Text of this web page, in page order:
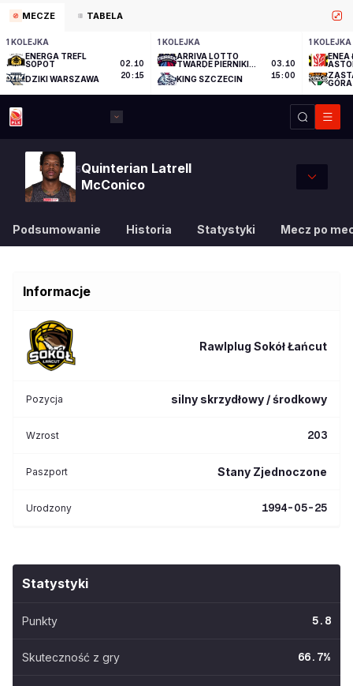
MECZE TABELA
1 KOLEJKA
ENERGA TREFL
SOPOT
DZIKI WARSZAWA
02.10
20:15
1 KOLEJKA
ARRIVA LOTTO
TWARDE PIERNIKI
KING SZCZECIN
03.10
15:00
1 KOLEJKA
ENEA
GÓRA
5Quinterian Latrell
McConico
Podsumowanie Historia Statystyki Mecz po
Informacje
Rawlplug Sokół Łańcut
Pozycja silny skrzydłowy / środkowy
Wzrost 203
Paszport Stany Zjednoczone
Urodzony 1994-05-25
Statystyki
Punkty 5.8
Skuteczność z gry 66.7%